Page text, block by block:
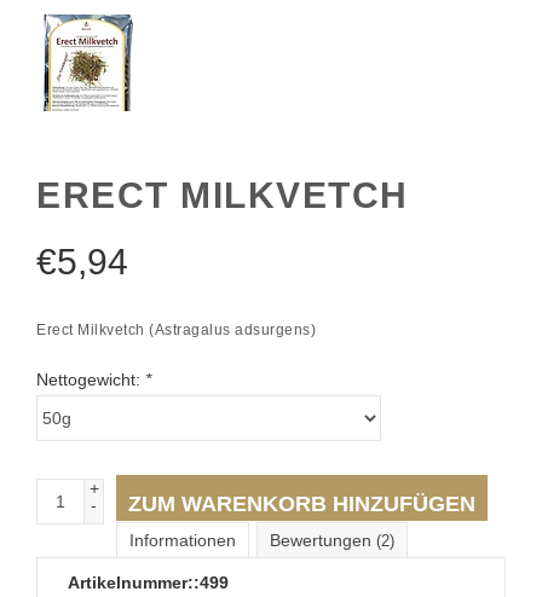
ERECT MILKVETCH
€5,94
Erect Milkvetch (Astragalus adsurgens)
Nettogewicht: *
+
-
ZUM WARENKORB HINZUFÜGEN
Informationen Bewertungen (2)
Artikelnummer::499